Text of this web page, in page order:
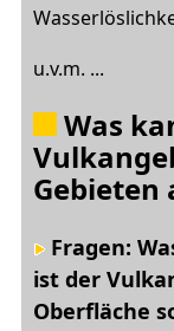
u.v.m. ...
Was
Gebieten
Fragen:
ist der
Oberfläche